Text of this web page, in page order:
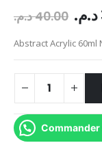
40.00د.م. Le
prix
د.م.
Abstract Acrylic 60ml